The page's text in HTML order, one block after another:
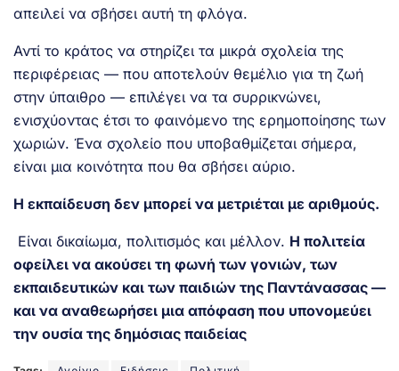
απειλεί να σβήσει αυτή τη φλόγα.
Αντί το κράτος να στηρίζει τα μικρά σχολεία της
περιφέρειας — που αποτελούν θεμέλιο για τη ζωή
στην ύπαιθρο — επιλέγει να τα συρρικνώνει,
ενισχύοντας έτσι το φαινόμενο της ερημοποίησης των
χωριών. Ένα σχολείο που υποβαθμίζεται σήμερα,
είναι μια κοινότητα που θα σβήσει αύριο.
Η εκπαίδευση δεν μπορεί να μετριέται με αριθμούς.
Είναι δικαίωμα, πολιτισμός και μέλλον. Η πολιτεία
οφείλει να ακούσει τη φωνή των γονιών, των
εκπαιδευτικών και των παιδιών της Παντάνασσας —
και να αναθεωρήσει μια απόφαση που υπονομεύει
την ουσία της δημόσιας παιδείας